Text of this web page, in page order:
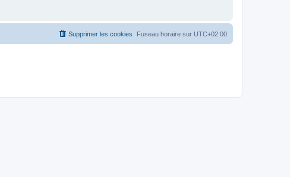
Fuseau horaire sur UTC+02:00
Supprimer les cookies